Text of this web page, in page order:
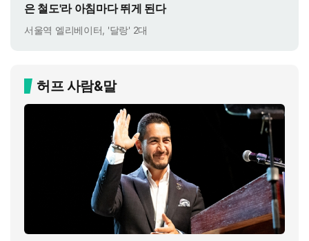
은 철도'라 아침마다 뛰게 된다
서울역 엘리베이터, '달랑' 2대
허프 사람&말